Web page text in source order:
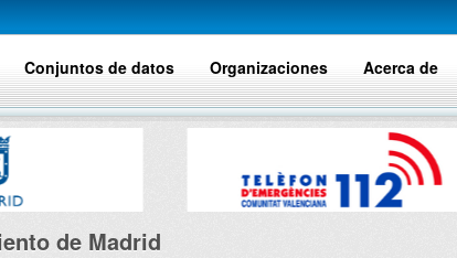
Conjuntos de datos Organizaciones Acerca de
de Madrid